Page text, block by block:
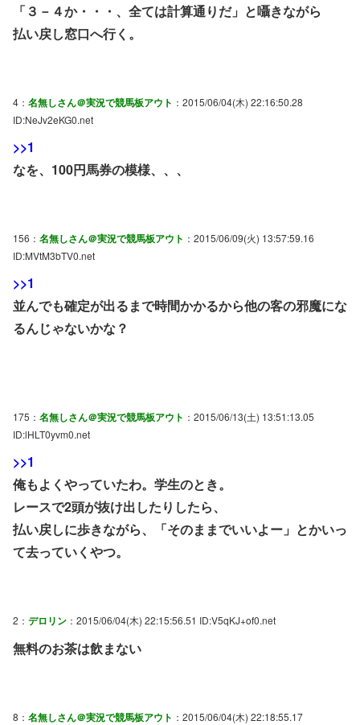
「３－４か・・・、全ては計算通りだ」と囁きながら
払い戻し窓口へ行く。
4： 名無しさん＠実況で競馬板アウト ：2015/06/04(木) 22:16:50.28
ID:NeJv2eKG0.net
>>1
なを、100円馬券の模様、、、
156： 名無しさん＠実況で競馬板アウト ：2015/06/09(火) 13:57:59.16
ID:MVtM3bTV0.net
>>1
並んでも確定が出るまで時間かかるから他の客の邪魔にな
るんじゃないかな？
175： 名無しさん＠実況で競馬板アウト ：2015/06/13(土) 13:51:13.05
ID:lHLT0yvm0.net
>>1
俺もよくやっていたわ。学生のとき。
レースで2頭が抜け出したりしたら、
払い戻しに歩きながら、「そのままでいいよー」とかいっ
て去っていくやつ。
2： デロリン ：2015/06/04(木) 22:15:56.51 ID:V5qKJ+of0.net
無料のお茶は飲まない
8： 名無しさん＠実況で競馬板アウト ：2015/06/04(木) 22:18:55.17